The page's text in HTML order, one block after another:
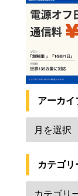
アーカイ
カテゴリ